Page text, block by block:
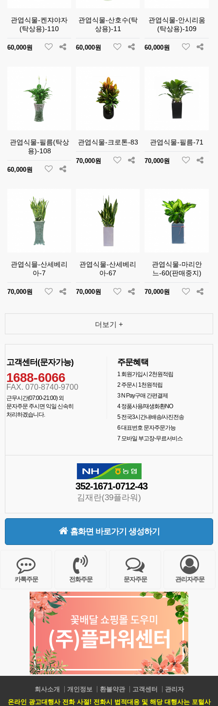
관엽식물-켄쟈야자
(탁상용)-110
60,000원
관엽식물-산호수(탁
상용)-11
60,000원
관엽식물-안시리움
(탁상용)-109
60,000원
관엽식물-필름(탁상
용)-108
60,000원
관엽식물-크로톤-83
70,000원
관엽식물-필름-71
70,000원
관엽식믈-산세베리
아-7
70,000원
관엽식물-산세베리
아-67
70,000원
관엽식물-마리안
느-60(판매중지)
70,000원
더보기 +
고객센터(문자가능)
1688-6066
FAX. 070-8740-9700
근무시간(07:00-21:00) 외
문자주문 주시면 익일 신속히
처리하겠습니다.
주문혜택
1회원가입시 2천원적립
2주문시 1천원적립
3N Pay구매 간편결제
4정품사용/재생화환NO
5전국3시간내배송/사진전송
6대표번호 문자주문가능
7모바일 부고장-무료서비스
352-1671-0712-43
김재란(39플라워)
홈화면 바로가기 생성하기
카톡주문 전화주문 문자주문 관리자주문
회사소개 개인정보 환불약관 고객센터
관리자
온라인 광고대행사 전화 사절! 전화시 법적대응 및 해당 대행사는 포털사